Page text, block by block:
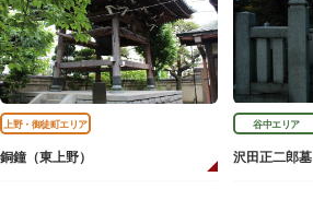
上野・御徒町エリア
銅鐘（東上野）
谷中エリア
沢田正二郎墓